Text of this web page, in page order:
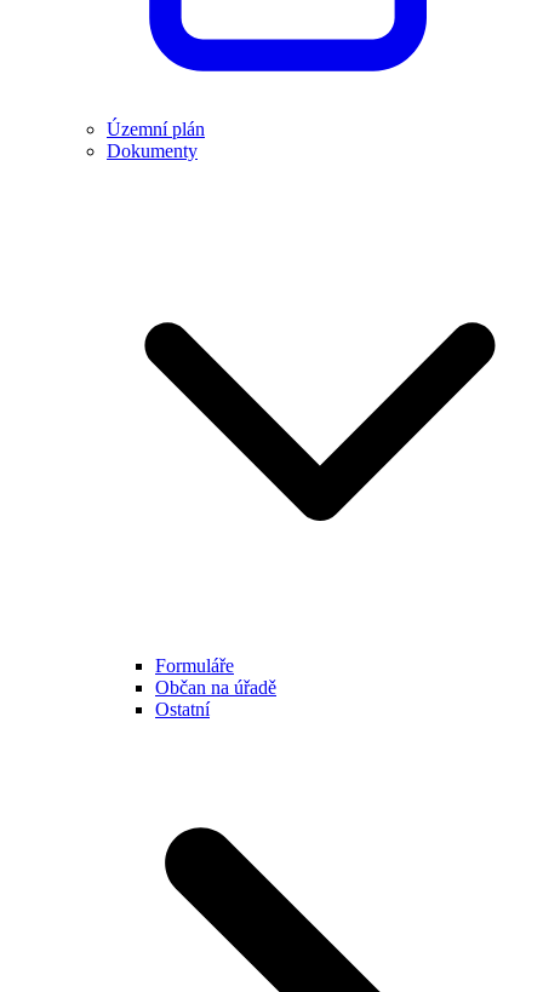
Územní plán
Dokumenty
Formuláře
Občan na úřadě
Ostatní